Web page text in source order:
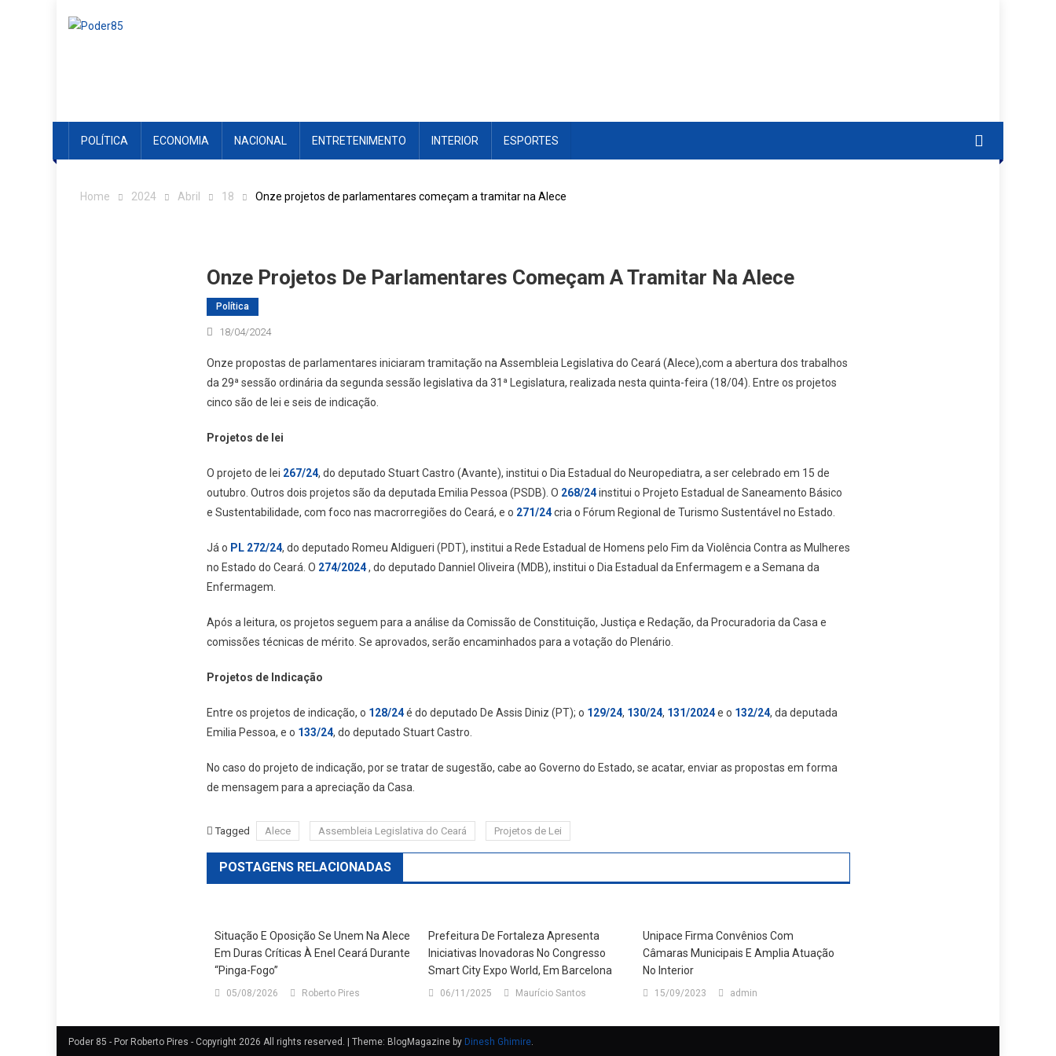
POLÍTICA ECONOMIA NACIONAL ENTRETENIMENTO INTERIOR ESPORTES
Home 2024 Abril 18 Onze projetos de parlamentares começam a tramitar na Alece
Onze Projetos De Parlamentares Começam A Tramitar Na Alece
Política
18/04/2024
Onze propostas de parlamentares iniciaram tramitação na Assembleia Legislativa do Ceará (Alece),com a abertura dos trabalhos
da 29ª sessão ordinária da segunda sessão legislativa da 31ª Legislatura, realizada nesta quinta-feira (18/04). Entre os projetos
cinco são de lei e seis de indicação.
Projetos de lei
O projeto de lei 267/24, do deputado Stuart Castro (Avante), institui o Dia Estadual do Neuropediatra, a ser celebrado em 15 de
outubro. Outros dois projetos são da deputada Emilia Pessoa (PSDB). O 268/24institui o Projeto Estadual de Saneamento Básico
e Sustentabilidade, com foco nas macrorregiões do Ceará, e o 271/24cria o Fórum Regional de Turismo Sustentável no Estado.
Já o PL 272/24, do deputado Romeu Aldigueri (PDT), institui a Rede Estadual de Homens pelo Fim da Violência Contra as Mulheres
no Estado do Ceará. O 274/2024, do deputado Danniel Oliveira (MDB), institui o Dia Estadual da Enfermagem e a Semana da
Enfermagem.
Após a leitura, os projetos seguem para a análise da Comissão de Constituição, Justiça e Redação, da Procuradoria da Casa e
comissões técnicas de mérito. Se aprovados, serão encaminhados para a votação do Plenário.
Projetos de Indicação
Entre os projetos de indicação, o 128/24é do deputado De Assis Diniz (PT); o 129/24, 130/24, 131/2024e o 132/24, da deputada
Emilia Pessoa, e o 133/24, do deputado Stuart Castro.
No caso do projeto de indicação, por se tratar de sugestão, cabe ao Governo do Estado, se acatar, enviar as propostas em forma
de mensagem para a apreciação da Casa.
Tagged Alece Assembleia Legislativa do Ceará Projetos de Lei
POSTAGENS RELACIONADAS
Situação E Oposição Se Unem Na Alece
Em Duras Críticas À Enel Ceará Durante
“pinga-Fogo”
05/08/2026 Roberto Pires
Prefeitura De Fortaleza Apresenta
Iniciativas Inovadoras No Congresso
Smart City Expo World, Em Barcelona
06/11/2025 Maurício Santos
Unipace Firma Convênios Com
Câmaras Municipais E Amplia Atuação
No Interior
15/09/2023 admin
Poder 85 - Por Roberto Pires - Copyright 2026 All rights reserved. Theme: BlogMagazine by Dinesh Ghimire.